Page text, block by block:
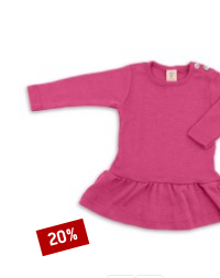
Sconto
20%